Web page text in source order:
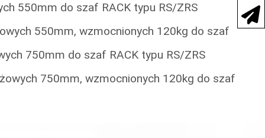
550mm do szaf RACK typu RS/ZRS
550mm, wzmocnionych 120kg do szaf
750mm do szaf RACK typu RS/ZRS
750mm, wzmocnionych 120kg do szaf